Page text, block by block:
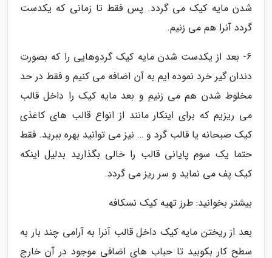
شدن مایه کیک می گردد. پس فقط تا زمانی که یکدست
گردد آنرا هم می زنیم.
6- بعد از یکدست شدن مایه کیک گردوهایی را که بصورت
دندان گیر خرد نموده ایم به آن اضافه می کنیم و فقط در حد
مخلوط شدن هم می زنیم و بعد مایه کیک را داخل قالب
می ریزیم که برای اینکار مانند از انواع قالب های کاغذی
کیک صبحانه یا قالب گرد و … نیز می توانید بهره ببرید. فقط
حتما یک سوم پایانی قالب را خالی بگذارید بدلیل اینکه
کیک پف می نماید و سر ریز می گردد.
بیشتر بخوانید: طرز تهیه کیک نسکافه
بعد از ریختن مایه کیک داخل قالب آنرا به آرامی چند بار به
سطح کار بکوبید تا حباب های اضافی موجود در آن خارج